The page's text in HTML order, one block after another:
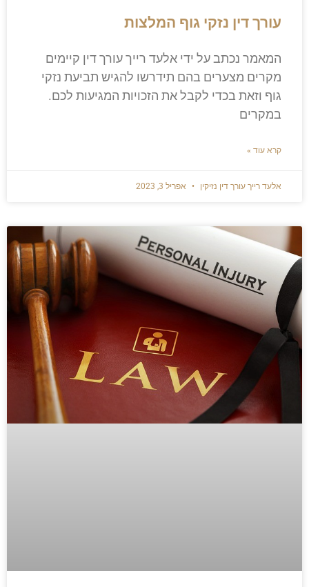
עורך דין נזקי גוף המלצות
המאמר נכתב על ידי אלעד רייך עורך דין קיימים
מקרים מצערים בהם תידרשו להגיש תביעת נזקי
גוף וזאת בכדי לקבל את הזכויות המגיעות לכם.
במקרים
קרא עוד »
אלעד רייך עורך דין נזיקין אפריל 3, 2023